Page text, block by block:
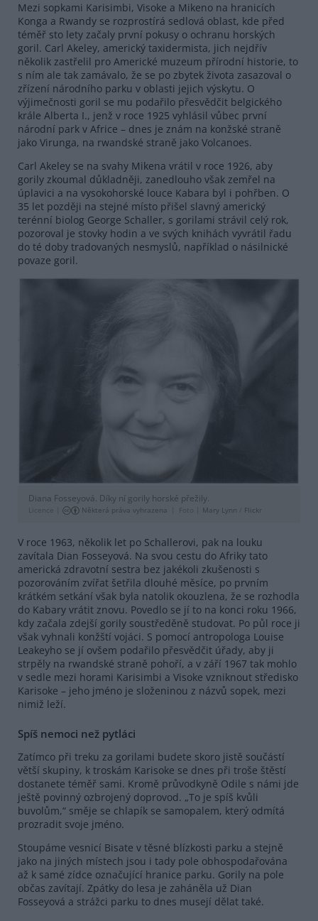
Mezi sopkami Karisimbi, Visoke a Mikeno na hranicích
Konga a Rwandy se rozprostírá sedlová oblast, kde před
téměř sto lety začaly první pokusy o ochranu horských
goril. Carl Akeley, americký taxidermista, jich nejdřív
několik zastřelil pro Americké muzeum přírodní historie, to
s ním ale tak zamávalo, že se po zbytek života zasazoval o
zřízení národního parku v oblasti jejich výskytu. O
výjimečnosti goril se mu podařilo přesvědčit belgického
krále Alberta I., jenž v roce 1925 vyhlásil vůbec první
národní park v Africe – dnes je znám na konžské straně
jako Virunga, na rwandské straně jako Volcanoes.
Carl Akeley se na svahy Mikena vrátil v roce 1926, aby
gorily zkoumal důkladněji, zanedlouho však zemřel na
úplavici a na vysokohorské louce Kabara byl i pohřben. O
35 let později na stejné místo přišel slavný americký
terénní biolog George Schaller, s gorilami strávil celý rok,
pozoroval je stovky hodin a ve svých knihách vyvrátil řadu
do té doby tradovaných nesmyslů, například o násilnické
povaze goril.
Diana Fosseyová. Díky ní gorily horské přežily.
Licence | Některá práva vyhrazena Foto | Mary Lynn Flickr
V roce 1963, několik let po Schallerovi, pak na louku
zavítala Dian Fosseyová. Na svou cestu do Afriky tato
americká zdravotní sestra bez jakékoli zkušenosti s
pozorováním zvířat šetřila dlouhé měsíce, po prvním
krátkém setkání však byla natolik okouzlena, že se rozhodla
do Kabary vrátit znovu. Povedlo se jí to na konci roku 1966,
kdy začala zdejší gorily soustředěně studovat. Po půl roce ji
však vyhnali konžští vojáci. S pomocí antropologa Louise
Leakeyho se jí ovšem podařilo přesvědčit úřady, aby ji
strpěly na rwandské straně pohoří, a v září 1967 tak mohlo
v sedle mezi horami Karisimbi a Visoke vzniknout středisko
Karisoke – jeho jméno je složeninou z názvů sopek, mezi
nimiž leží.
Spíš nemoci než pytláci
Zatímco při treku za gorilami budete skoro jistě součástí
větší skupiny, k troskám Karisoke se dnes při troše štěstí
dostanete téměř sami. Kromě průvodkyně Odile s námi jde
ještě povinný ozbrojený doprovod. „To je spíš kvůli
buvolům,“ směje se chlapík se samopalem, který odmítá
prozradit svoje jméno.
Stoupáme vesnicí Bisate v těsné blízkosti parku a stejně
jako na jiných místech jsou i tady pole obhospodařována
až k samé zídce označující hranice parku. Gorily na pole
občas zavítají. Zpátky do lesa je zaháněla už Dian
Fosseyová a strážci parku to dnes musejí dělat také.